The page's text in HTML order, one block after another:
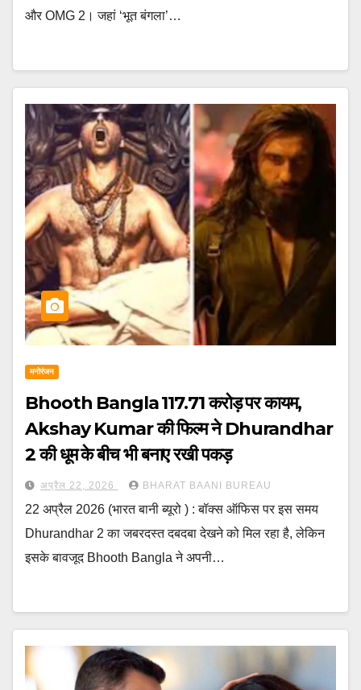
और OMG 2। जहां ‘भूत बंगला’…
मनोरंजन
Bhooth Bangla ₹117.71 करोड़ पर कायम,
Akshay Kumar की फिल्म ने Dhurandhar
2 की धूम के बीच भी बनाए रखी पकड़
अप्रैल 22, 2026 BHARAT BAANI BUREAU
22 अप्रैल 2026 (भारत बानी ब्यूरो ) : बॉक्स ऑफिस पर इस समय
Dhurandhar 2 का जबरदस्त दबदबा देखने को मिल रहा है, लेकिन
इसके बावजूद Bhooth Bangla ने अपनी…